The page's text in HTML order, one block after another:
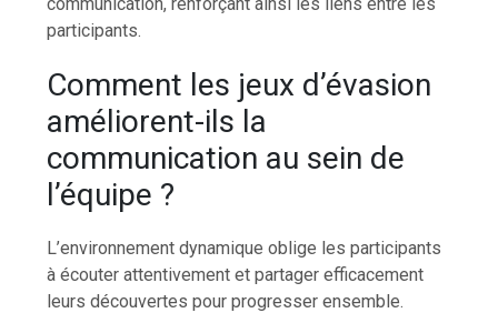
participants.
Comment les jeux d’évasion
améliorent-ils la
communication au sein de
l’équipe ?
L’environnement dynamique oblige les participants
à écouter attentivement et partager efficacement
leurs découvertes pour progresser ensemble.